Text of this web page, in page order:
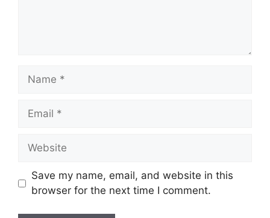
Name
Email
Website
Save my name, email, and website in this
browser for the next time I comment.